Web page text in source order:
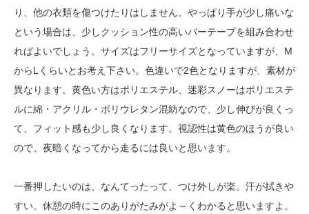
り、他の衣類を傷つけたりはしません。やっぱり手が少し痛いな
という場合は、少しクッション性の高いバーテープを組み合わせ
ればよいでしょう。サイズはフリーサイズとなっていますが、M
からLくらいとお考え下さい。色違いで2色となりますが、素材が
異なります。黄色い方はポリエステル、迷彩スノーはポリエステ
ルに綿・アクリル・ポリウレタン混紡なので、少し伸びが良くっ
て、フィット感も少し良くなります。視認性は黄色のほうが良い
ので、夜暗くなってから走るには良いと思います。
一番押したいのは、なんてったって、つけ外しが楽。汗が拭きや
すい。休憩の時にこのありがたみがよ～くわかると思いますよ。